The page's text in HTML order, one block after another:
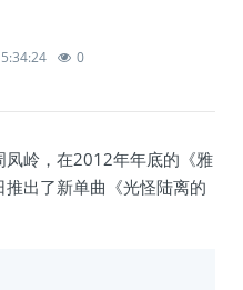
0
岭，在2012年年底的《雅
出了新单曲《光怪陆离的